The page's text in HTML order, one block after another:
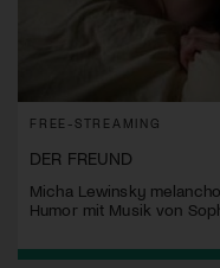
FREE-STREAMING
DER FREUND
Micha Lewinsky
Humor mit Musik von